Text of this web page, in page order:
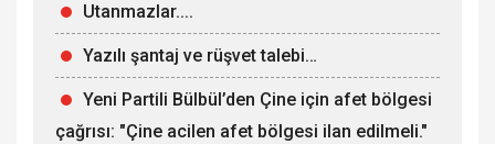
Utanmazlar....
Yazılı şantaj ve rüşvet talebi…
Yeni Partili Bülbül’den Çine için afet bölgesi
çağrısı: "Çine acilen afet bölgesi ilan edilmeli."